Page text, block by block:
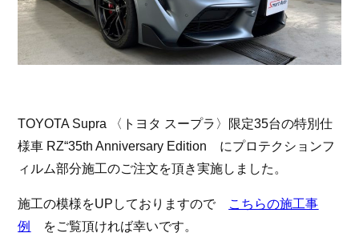
TOYOTA Supra 〈トヨタ スープラ〉限定35台の特別仕
様車 RZ“35th Anniversary Edition にプロテクションフ
ィルム部分施工のご注文を頂き実施しました。
施工の模様をUPしておりますので こちらの施工事
例
をご覧頂ければ幸いです。
採用情報
お問い合わせ
〒136-0074 東京都江東区東砂7-10-14
TEL : 03-6666-2544
MAIL :info@smart-auto.co.jp
電話でのお問い合わせ
スマートオート（株式会社スマート・カーサービス
輸入車買取販売事業）
〒136-0074 東京都江東区東砂7-10-14
TEL : 03-6666-2544
MAIL :info@smart-auto.co.jp